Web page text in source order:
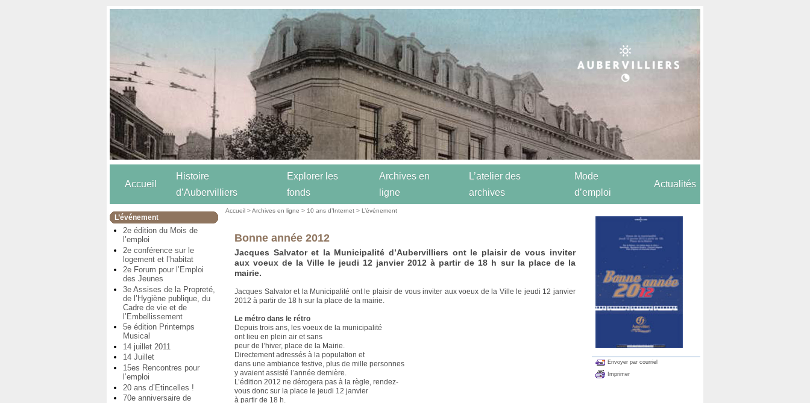
Accueil
Histoire
d’Aubervilliers
Explorer les
fonds
Archives en
ligne
L’atelier des
archives
Mode
d’emploi
Actualités
L’événement
2e édition du Mois de
l’emploi
2e conférence sur le
logement et l’habitat
2e Forum pour l’Emploi
des Jeunes
3e Assises de la Propreté,
de l’Hygiène publique, du
Cadre de vie et de
l’Embellissement
5e édition Printemps
Musical
14 juillet 2011
14 Juillet
15es Rencontres pour
l’emploi
20 ans d’Etincelles !
70e anniversaire de
Accueil >Archives en ligne > 10 ans d’Internet >L’événement
Bonne année 2012
Jacques Salvator et la Municipalité d’Aubervilliers ont le plaisir de vous inviter
aux voeux de la Ville le jeudi 12 janvier 2012 à partir de 18 h sur la place de la
mairie.
Jacques Salvator et la Municipalité ont le plaisir de vous inviter aux voeux de la Ville le jeudi 12 janvier
2012 à partir de 18 h sur la place de la mairie.
Le métro dans le rétro
Depuis trois ans, les voeux de la municipalité
ont lieu en plein air et sans
peur de l’hiver, place de la Mairie.
Directement adressés à la population et
dans une ambiance festive, plus de mille personnes
y avaient assisté l’année dernière.
L’édition 2012 ne dérogera pas à la règle, rendez-
vous donc sur la place le jeudi 12 janvier
à partir de 18 h.
Envoyer par courriel
Imprimer